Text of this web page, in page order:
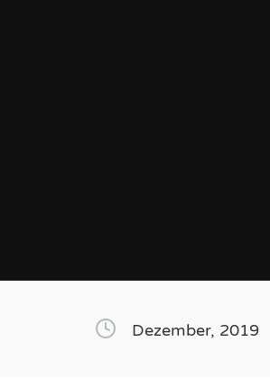
Dezember, 2019